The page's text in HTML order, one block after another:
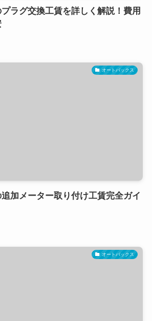
ラグ交換工賃を詳しく解説！費用
オートバックス
加メーター取り付け工賃完全ガイ
オートバックス